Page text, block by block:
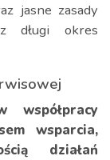
jasne zasady
długi okres
współpracy
wsparcia,
działań